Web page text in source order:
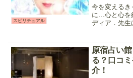
スピリチュアル
今を変えるき
に…心と心を
ディア．先生
定を行う占い
印象の先生
原宿占い
る？口コ
介！